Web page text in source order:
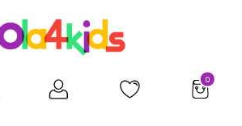
wyszukiwarkę